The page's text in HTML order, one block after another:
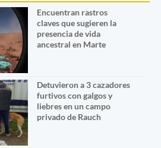
Encuentran rastros
claves que sugieren la
presencia de vida
ancestral en Marte
Detuvieron a 3 cazadores
furtivos con galgos y
liebres en un campo
privado de Rauch